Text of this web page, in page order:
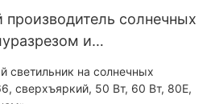
солнечных
и
перковым креплением
более | Foxtech Solar